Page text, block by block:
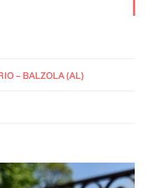
– BALZOLA (AL)